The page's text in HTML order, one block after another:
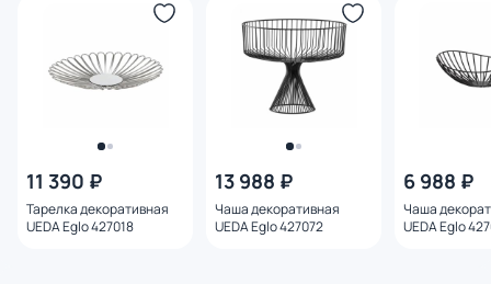
11 390 ₽
Тарелка декоративная
UEDA Eglo 427018
13 988 ₽
Чаша декоративная
UEDA Eglo 427072
6 988 ₽
Чаша
UEDA Eglo